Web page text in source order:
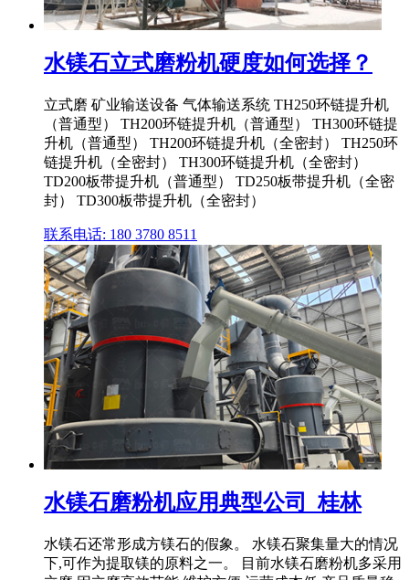
水镁石立式磨粉机硬度如何选择？
立式磨 矿业输送设备 气体输送系统 TH250环链提升机
（普通型） TH200环链提升机（普通型） TH300环链提
升机（普通型） TH200环链提升机（全密封） TH250环
链提升机（全密封） TH300环链提升机（全密封）
TD200板带提升机（普通型） TD250板带提升机（全密
封） TD300板带提升机（全密封）
联系电话: 180 3780 8511
水镁石磨粉机应用典型公司_桂林
水镁石还常形成方镁石的假象。 水镁石聚集量大的情况
下,可作为提取镁的原料之一。 目前水镁石磨粉机多采用